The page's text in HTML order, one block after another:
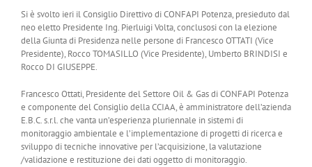
Si è svolto ieri il Consiglio Direttivo di CONFAPI Potenza, presieduto dal
neo eletto Presidente Ing. Pierluigi Volta, conclusosi con la elezione
della Giunta di Presidenza nelle persone di Francesco OTTATI (Vice
Presidente), Rocco TOMASILLO (Vice Presidente), Umberto BRINDISI e
Rocco DI GIUSEPPE.
Francesco Ottati, Presidente del Settore Oil & Gas di CONFAPI Potenza
e componente del Consiglio della CCIAA, è amministratore dell’azienda
E.B.C. s.r.l. che vanta un’esperienza pluriennale in sistemi di
monitoraggio ambientale e l’implementazione di progetti di ricerca e
sviluppo di tecniche innovative per l’acquisizione, la valutazione
/validazione e restituzione dei dati oggetto di monitoraggio.